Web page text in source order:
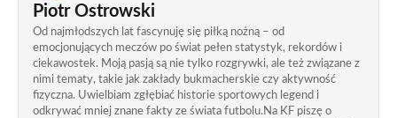
Piotr Ostrowski
Od najmłodszych lat fascynuję się piłką nożną – od
emocjonujących meczów po świat pełen statystyk, rekordów i
ciekawostek. Moją pasją są nie tylko rozgrywki, ale też związane z
nimi tematy, takie jak zakłady bukmacherskie czy aktywność
fizyczna. Uwielbiam zgłębiać historie sportowych legend i
odkrywać mniej znane fakty ze świata futbolu.Na KF piszę o